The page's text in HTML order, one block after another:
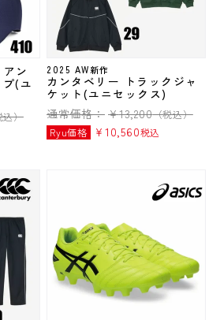
ン
(ユ
込）
2025 AW新作
カンタベリー トラックジャ
ケット(ユニセックス)
通常価格： ¥13,200（税込）
Ryu価格
¥ 10,560税込